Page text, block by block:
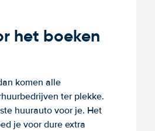
het boeken
komen alle
ter plekke.
huurauto voor je. Het
je voor dure extra